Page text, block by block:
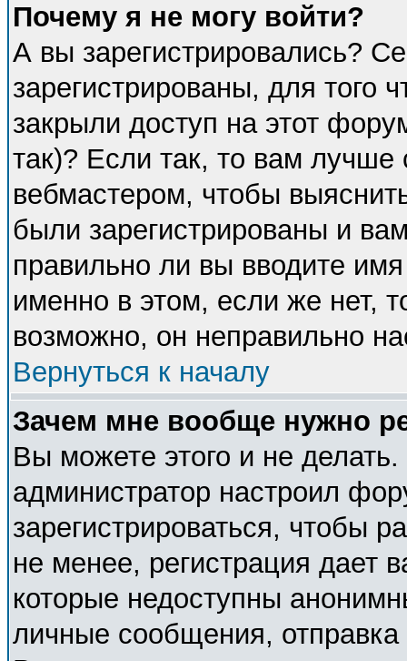
Почему я не могу войти?
А вы зарегистрировались?
зарегистрированы, для того
закрыли доступ на этот
так)? Если так, то вам лучше
вебмастером, чтобы
были зарегистрированы и
правильно ли вы вводите
именно в этом, если же нет,
возможно, он неправильно
Вернуться к началу
Зачем мне вообще нужно
Вы можете этого и не делать.
администратор настроил
зарегистрироваться, чтобы
не менее, регистрация дает
которые недоступны
личные сообщения, отправка